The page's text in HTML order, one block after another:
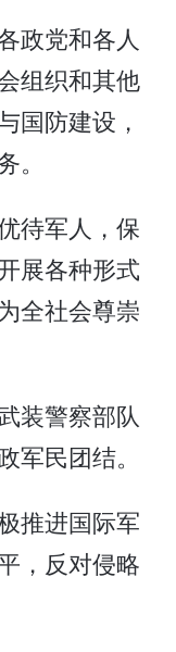
政党和各人
组织和其他
国防建设，
待军人，保
展各种形式
全社会尊崇
装警察部队
军民团结。
推进国际军
，反对侵略